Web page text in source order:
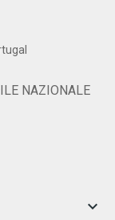
NAZIONALE
